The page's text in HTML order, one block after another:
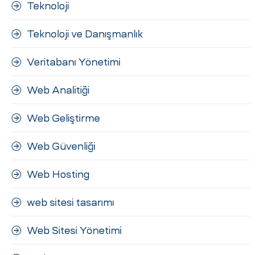
Teknoloji
Teknoloji ve Danışmanlık
Veritabanı Yönetimi
Web Analitiği
Web Geliştirme
Web Güvenliği
Web Hosting
web sitesi tasarımı
Web Sitesi Yönetimi